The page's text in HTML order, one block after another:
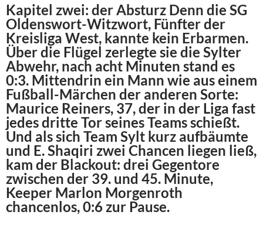
Kapitel zwei: der Absturz Denn die SG
Oldenswort-Witzwort, Fünfter der
Kreisliga West, kannte kein Erbarmen.
Über die Flügel zerlegte sie die Sylter
Abwehr, nach acht Minuten stand es
0:3. Mittendrin ein Mann wie aus einem
Fußball-Märchen der anderen Sorte:
Maurice Reiners, 37, der in der Liga fast
jedes dritte Tor seines Teams schießt.
Und als sich Team Sylt kurz aufbäumte
und E. Shaqiri zwei Chancen liegen ließ,
kam der Blackout: drei Gegentore
zwischen der 39. und 45. Minute,
Keeper Marlon Morgenroth
chancenlos, 0:6 zur Pause.